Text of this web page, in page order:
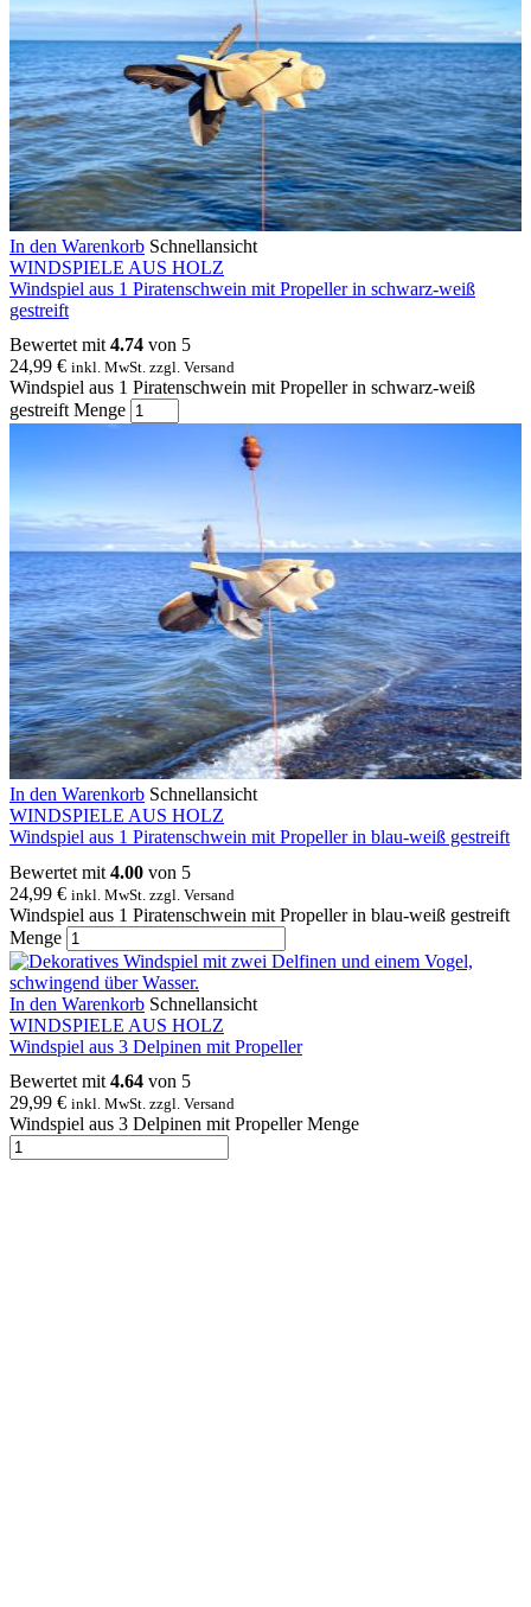
In den Warenkorb Schnellansicht
WINDSPIELE AUS HOLZ
Windspiel aus 1 Piratenschwein mit Propeller in schwarz-weiß
gestreift
Bewertet mit4.74 von 5
24,99 € inkl. MwSt. zzgl. Versand
Windspiel aus 1 Piratenschwein mit Propeller in schwarz-weiß
gestreift Menge
In den Warenkorb Schnellansicht
WINDSPIELE AUS HOLZ
Windspiel aus 1 Piratenschwein mit Propeller in blau-weiß gestreift
Bewertet mit 4.00 von 5
24,99 € inkl. MwSt. zzgl. Versand
Windspiel aus 1 Piratenschwein mit Propeller in blau-weiß gestreift
Menge
In den Warenkorb Schnellansicht
WINDSPIELE AUS HOLZ
Windspiel aus 3 Delpinen mit Propeller
Bewertet mit 4.64 von 5
29,99 € inkl. MwSt. zzgl. Versand
Windspiel aus 3 Delpinen mit Propeller Menge